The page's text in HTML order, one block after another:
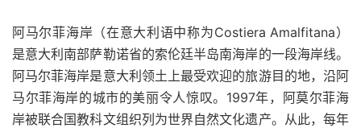
阿马尔菲海岸（在意大利语中称为Costiera Amalfitana）
是意大利南部萨勒诺省的索伦廷半岛南海岸的一段海岸线。
阿马尔菲海岸是意大利领土上最受欢迎的旅游目的地，沿阿
马尔菲海岸的城市的美丽令人惊叹。1997年，阿莫尔菲海
岸被联合国教科文组织列为世界自然文化遗产。从此，每年